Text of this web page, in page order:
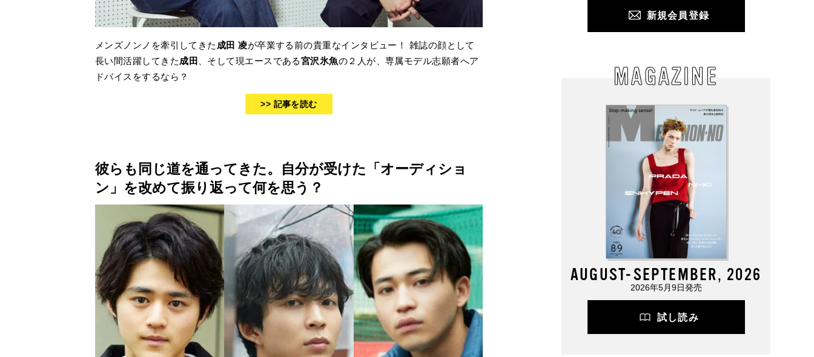
メンズノンノを牽引してきた 成田 凌が卒業する前の貴重なインタビュー！ 雑誌の顔として
長い間活躍してきた成田 、そして現エースである宮沢氷魚の２人が、専属モデル志願者へア
ドバイスをするなら？
>> 記事を読む
彼らも同じ道を通ってきた。自分が受けた「オーディショ
ン」を改めて振り返って何を思う？
新規会員登録
MAGAZINE
AUGUST-SEPTEMBER, 2026
2026年5月9日発売
試し読み